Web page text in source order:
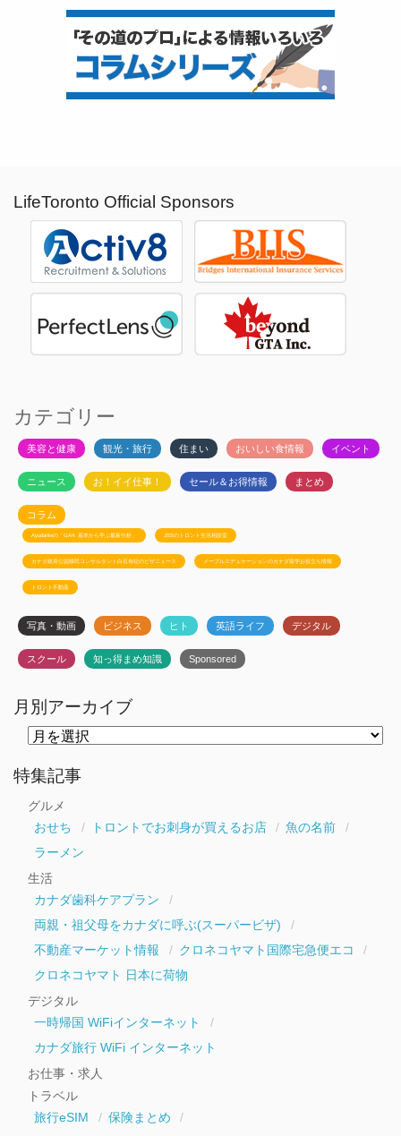
LifeToronto Official Sponsors
カテゴリー
美容と健康 観光・旅行 住まい おいしい食情報 イベント
ニュース お！イイ仕事！ セール＆お得情報 まとめ
コラム
Ayudanteの「GA4: 基本から学ぶ最新分析」 JSSのトロント生活相談室
カナダ政府公認移民コンサルタント白石有紀のビザニュース メープルエデュケーションのカナダ留学お役立ち情報
トロント不動産
写真・動画 ビジネス ヒト 英語ライフ デジタル
スクール 知っ得まめ知識 Sponsored
月別アーカイブ
ー
カ
特集記事
グルメ
おせち
トロントでお刺身が買えるお店
魚の名前
ラーメン
生活
カナダ歯科ケアプラン
両親・祖父母をカナダに呼ぶ(スーパービザ)
不動産マーケット情報
クロネコヤマト国際宅急便エコ
クロネコヤマト 日本に荷物
デジタル
一時帰国 WiFiインターネット
カナダ旅行 WiFi インターネット
お仕事・求人
トラベル
旅行eSIM
保険まとめ